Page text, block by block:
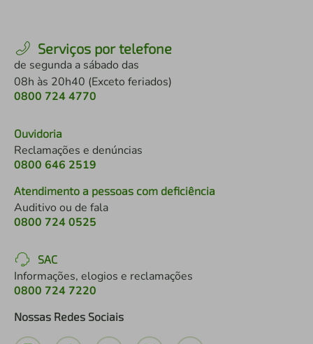
Serviços por telefone
de segunda a sábado das
08h às 20h40 (Exceto feriados)
0800 724 4770
Ouvidoria
Reclamações e denúncias
0800 646 2519
Atendimento a pessoas com deficiência
Auditivo ou de fala
0800 724 0525
SAC
Informações, elogios e reclamações
0800 724 7220
Nossas Redes Sociais